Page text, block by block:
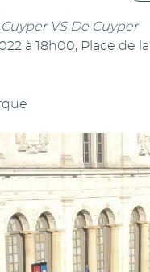
VS De Cuyper
à 18h00, Place de